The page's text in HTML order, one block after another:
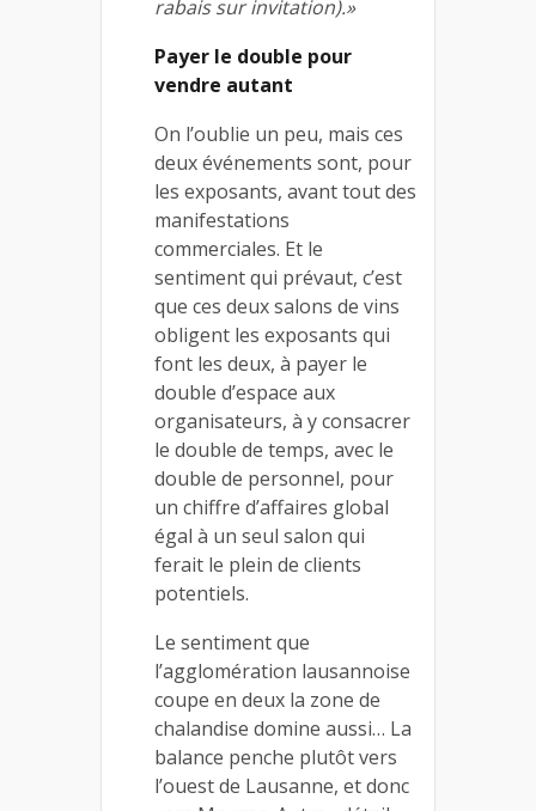
rabais sur invitation).»
Payer le double pour
vendre autant
On l’oublie un peu, mais ces
deux événements sont, pour
les exposants, avant tout des
manifestations
commerciales. Et le
sentiment qui prévaut, c’est
que ces deux salons de vins
obligent les exposants qui
font les deux, à payer le
double d’espace aux
organisateurs, à y consacrer
le double de temps, avec le
double de personnel, pour
un chiffre d’affaires global
égal à un seul salon qui
ferait le plein de clients
potentiels.
Le sentiment que
l’agglomération lausannoise
coupe en deux la zone de
chalandise domine aussi… La
balance penche plutôt vers
l’ouest de Lausanne, et donc